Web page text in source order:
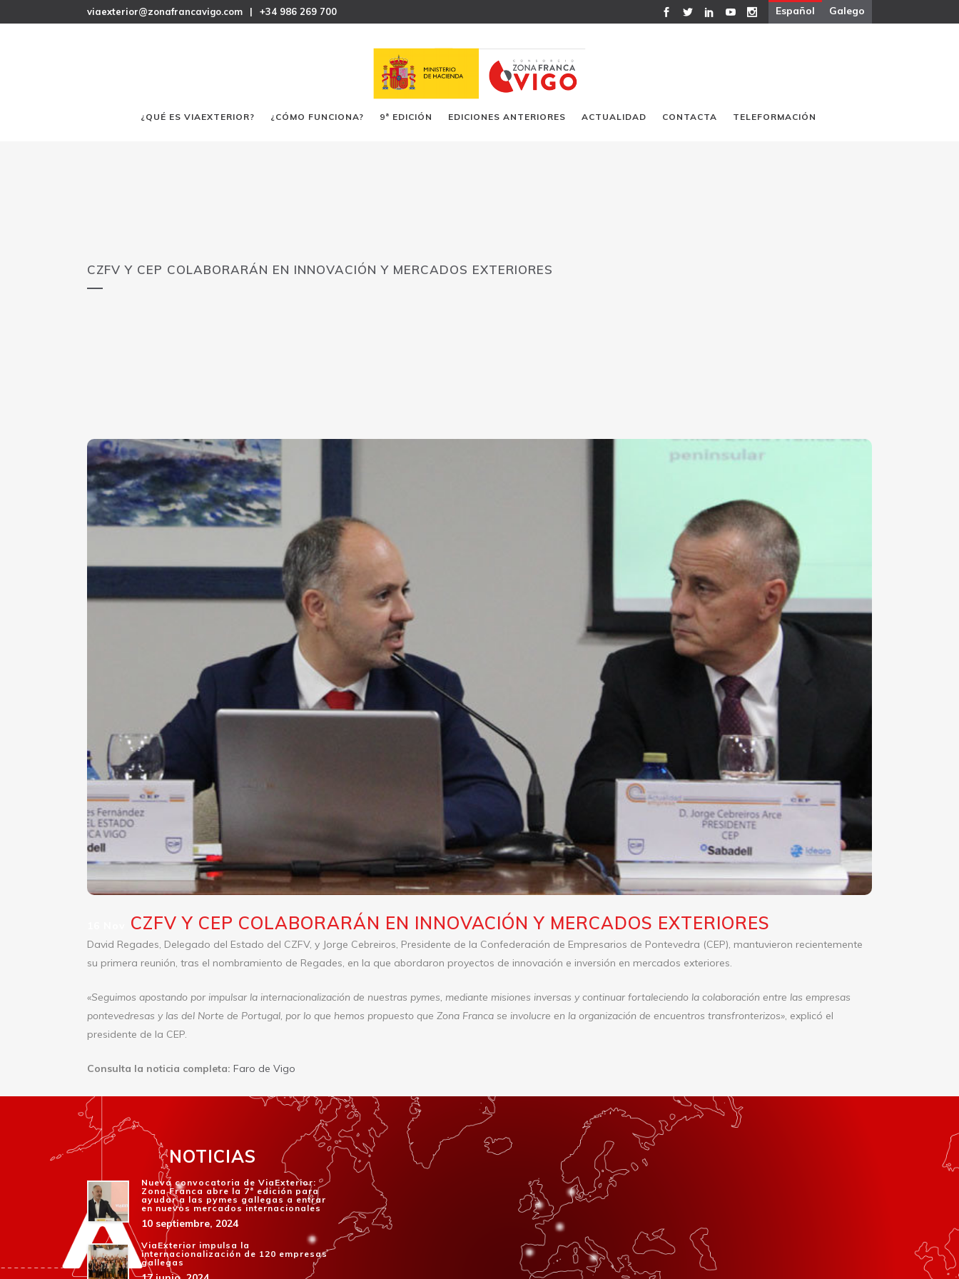
viaexterior@zonafrancavigo.com | +34 986 269 700 Español Galego
¿QUÉ ES VIAEXTERIOR? ¿CÓMO FUNCIONA? 9ª EDICIÓN EDICIONES ANTERIORES ACTUALIDAD CONTACTA TELEFORMACIÓN
CZFV Y CEP COLABORARÁN EN INNOVACIÓN Y MERCADOS EXTERIORES
CZFV Y CEP COLABORARÁN EN INNOVACIÓN Y MERCADOS EXTERIORES
David Regades, Delegado del Estado del CZFV, y Jorge Cebreiros, Presidente de la Confederación de Empresarios de Pontevedra (CEP), mantuvieron recientemente
su primera reunión, tras el nombramiento de Regades, en la que abordaron proyectos de innovación e inversión en mercados exteriores.
«Seguimos apostando por impulsar la internacionalización de nuestras pymes, mediante misiones inversas y continuar fortaleciendo la colaboración entre las empresas
pontevedresas y las del Norte de Portugal, por lo que hemos propuesto que Zona Franca se involucre en la organización de encuentros transfronterizos», explicó el
presidente de la CEP.
Consulta la noticia completa: Faro de Vigo
NOTICIAS
Nueva convocatoria de ViaExterior:
Zona Franca abre la 7ª edición para
ayudar a las pymes gallegas a entrar
en nuevos mercados internacionales
10 septiembre, 2024
ViaExterior impulsa la
internacionalización de 120 empresas
gallegas